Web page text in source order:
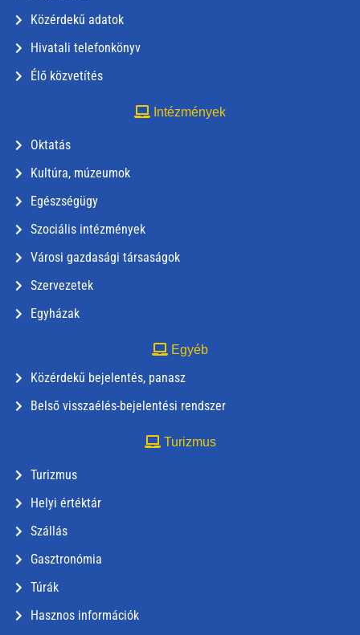
Közérdekű adatok
Hivatali telefonkönyv
Élő közvetítés
Intézmények
Oktatás
Kultúra, múzeumok
Egészségügy
Szociális intézmények
Városi gazdasági társaságok
Szervezetek
Egyházak
Egyéb
Közérdekű bejelentés, panasz
Belső visszaélés-bejelentési rendszer
Turizmus
Turizmus
Helyi értéktár
Szállás
Gasztronómia
Túrák
Hasznos információk